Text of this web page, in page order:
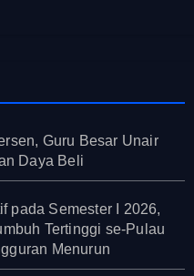
Guru Besar Unair
Daya Beli
pada Semester I 2026,
Tertinggi se-Pulau
Menurun